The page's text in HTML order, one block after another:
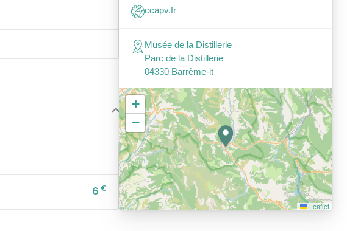
6 €
ccapv.fr
Musée de la Distillerie
Parc de la Distillerie
04330 Barrême-it
+
−
Leaflet